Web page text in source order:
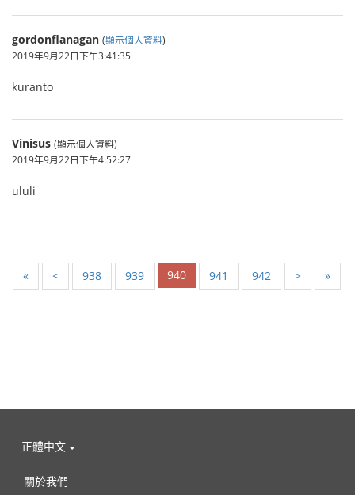
gordonflanagan (顯示個人資料)
2019年9月22日下午3:41:35
kuranto
Vinisus (顯示個人資料)
2019年9月22日下午4:52:27
ululi
« < 938 939 940 941 942 > »
正體中文
關於我們